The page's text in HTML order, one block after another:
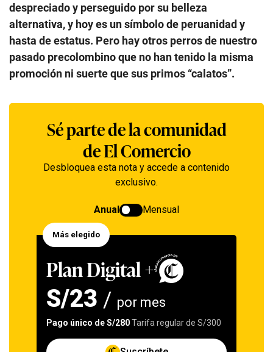
despreciado y perseguido por su belleza
alternativa, y hoy es un símbolo de peruanidad y
hasta de estatus. Pero hay otros perros de nuestro
pasado precolombino que no han tenido la misma
promoción ni suerte que sus primos “calatos”.